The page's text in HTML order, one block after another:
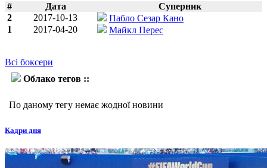
# Дата
Суперник
2
2017-10-13
Пабло Сезар Кано
1
2017-04-20 Майкл Перес
Всі боксери
Облако тегов ::
По даному тегу немає жодної новини
Кадри дня